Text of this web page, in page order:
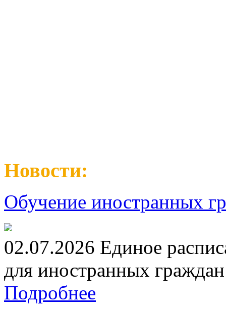
Новости:
Обучение иностранных
02.07.2026 Единое
для иностранных
Подробнее